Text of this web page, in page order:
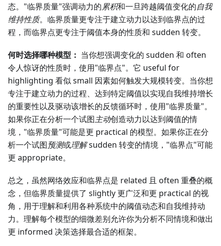
态。"临界质量"强调动力的累积和一旦跨越阈值变化的自我
维持性质。临界质量更专注于建立动力以达到临界点的过
程，而临界点更专注于阈值本身的性质和 sudden 转变。
何时选择哪种模型： 当你想强调变化的 sudden 和 often
令人惊讶的性质时，使用"临界点"。它 useful for
highlighting 看似 small 因素如何触发大规模转变。当你想
专注于建立动力的过程、达到特定阈值以实现自我维持增长
的重要性以及驱动该增长的反馈循环时，使用"临界质量"。
如果你正在分析一个试图主动创造动力以达到阈值的情
境，"临界质量"可能是更 practical 的模型。如果你正在分
析一个试图预测或理解sudden 转变的情境，"临界点"可能
更 appropriate。
总之，虽然网络效应和临界点是 related 且 often 重叠的概
念，但临界质量提供了 slightly 更广泛和更 practical 的视
角，用于理解和利用各种系统中的阈值动态和自我维持动
力。理解每个模型的细微差别允许你为分析不同情境和做出
更 informed 决策选择最合适的框架。